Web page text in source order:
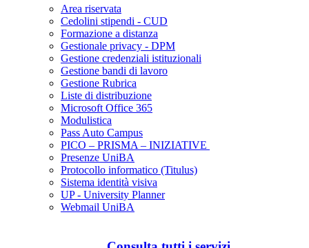
Area riservata
Cedolini stipendi - CUD
Formazione a distanza
Gestionale privacy - DPM
Gestione credenziali istituzionali
Gestione bandi di lavoro
Gestione Rubrica
Liste di distribuzione
Microsoft Office 365
Modulistica
Pass Auto Campus
PICO – PRISMA – INIZIATIVE
Presenze UniBA
Protocollo informatico (Titulus)
Sistema identità visiva
UP - University Planner
Webmail UniBA